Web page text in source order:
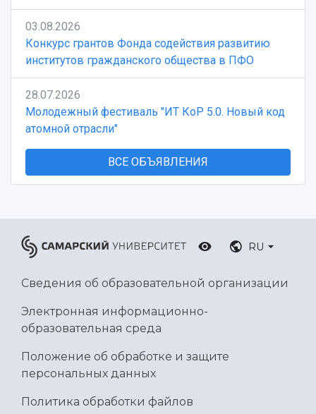
03.08.2026
Конкурс грантов Фонда содействия развитию
институтов гражданского общества в ПФО
28.07.2026
Молодежный фестиваль "ИТ КоР 5.0. Новый код
атомной отрасли"
ВСЕ ОБЪЯВЛЕНИЯ
RU
Сведения об образовательной организации
Электронная информационно-
образовательная среда
Положение об обработке и защите
персональных данных
Политика обработки файлов